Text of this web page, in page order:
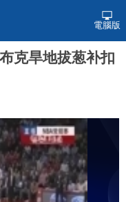
電腦版
克旱地拔葱补扣